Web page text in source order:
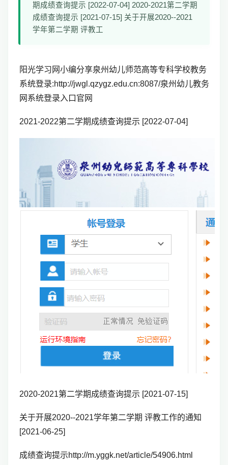
期成绩查询提示 [2022-07-04] 2020-2021第二学期
成绩查询提示 [2021-07-15] 关于开展2020--2021
学年第二学期 评教工
阳光学习网小编分享泉州幼儿师范高等专科学校教务
系统登录:http://jwgl.qzygz.edu.cn:8087/泉州幼儿教务
网系统登录入口官网
2021-2022第二学期成绩查询提示 [2022-07-04]
2020-2021第二学期成绩查询提示 [2021-07-15]
关于开展2020--2021学年第二学期 评教工作的通知
[2021-06-25]
成绩查询提示http://m.yggk.net/article/54906.html